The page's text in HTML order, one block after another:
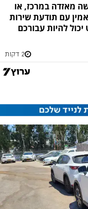
מאזדה במרכז, או
עם תודעת שירות
להיות עבורכם
2 דקות